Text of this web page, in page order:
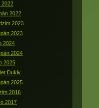
2022
2022
2023
2023
2024
2024
2025
Dukly
2025
2016
2017